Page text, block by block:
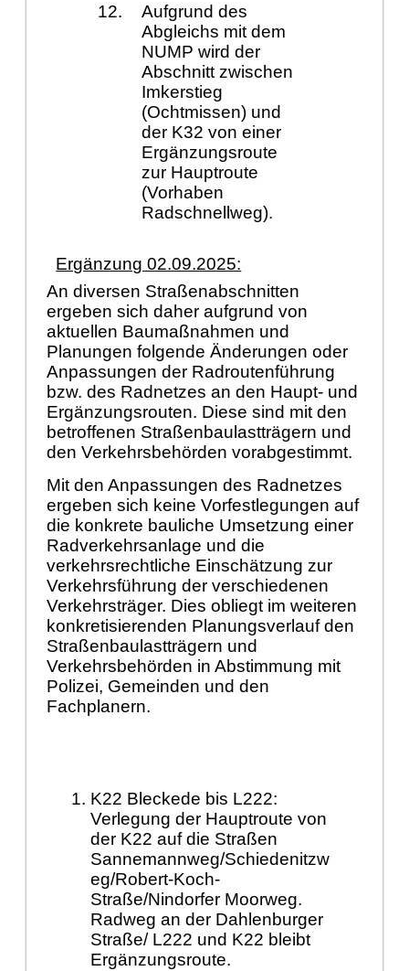
Aufgrund des
Abgleichs mit dem
NUMP wird der
Abschnitt zwischen
Imkerstieg
(Ochtmissen) und
der K32 von einer
Ergänzungsroute
zur Hauptroute
(Vorhaben
Radschnellweg).
Ergänzung 02.09.2025:
An diversen Straßenabschnitten
ergeben sich daher aufgrund von
aktuellen Baumaßnahmen und
Planungen folgende Änderungen oder
Anpassungen der Radroutenführung
bzw. des Radnetzes an den Haupt- und
Ergänzungsrouten. Diese sind mit den
betroffenen Straßenbaulastträgern und
den Verkehrsbehörden vorabgestimmt.
Mit den Anpassungen des Radnetzes
ergeben sich keine Vorfestlegungen auf
die konkrete bauliche Umsetzung einer
Radverkehrsanlage und die
verkehrsrechtliche Einschätzung zur
Verkehrsführung der verschiedenen
Verkehrsträger. Dies obliegt im weiteren
konkretisierenden Planungsverlauf den
Straßenbaulastträgern und
Verkehrsbehörden in Abstimmung mit
Polizei, Gemeinden und den
Fachplanern.
K22 Bleckede bis L222:
Verlegung der Hauptroute von
der K22 auf die Straßen
Sannemannweg/Schiedenitzw
eg/Robert-Koch-
Straße/Nindorfer Moorweg.
Radweg an der Dahlenburger
Straße/ L222 und K22 bleibt
Ergänzungsroute.